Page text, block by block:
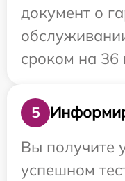
документ о
сроком на 36
5
Вы получите
успешном